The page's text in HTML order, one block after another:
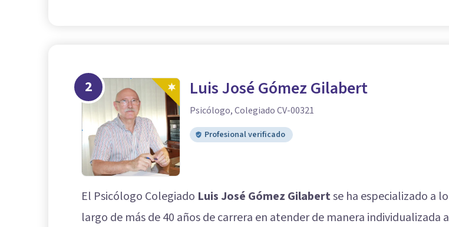
2 Luis José Gómez Gilabert
Psicólogo, Colegiado CV-00321
Profesional verificado
El Psicólogo Colegiado Luis José Gómez Gilabertse ha especializado a lo
largo de más de 40 años de carrera en atender de manera individualizada a